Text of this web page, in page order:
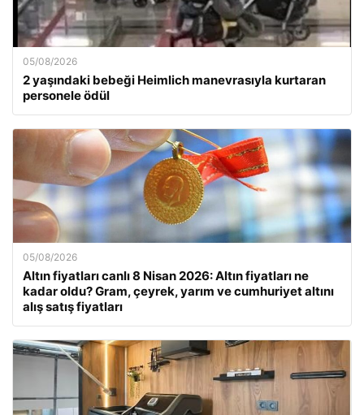
05/08/2026
2 yaşındaki bebeği Heimlich manevrasıyla kurtaran
personele ödül
05/08/2026
Altın fiyatları canlı 8 Nisan 2026: Altın fiyatları ne
kadar oldu? Gram, çeyrek, yarım ve cumhuriyet altını
alış satış fiyatları